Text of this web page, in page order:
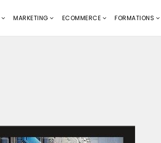
MARKETING ECOMMERCE FORMATIONS